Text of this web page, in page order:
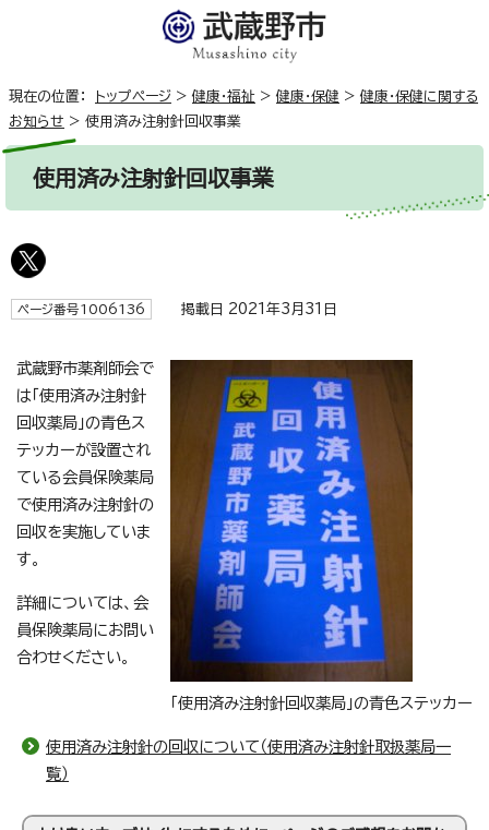
現在の位置： トップページ > 健康・福祉 > 健康・保健 > 健康・保健に関する
お知らせ > 使用済み注射針回収事業
使用済み注射針回収事業
ページ番号1006136 掲載日 2021年3月31日
「使用済み注射針回収薬局」の青色ステッカー
武蔵野市薬剤師会で
は「使用済み注射針
回収薬局」の青色ス
テッカーが設置され
ている会員保険薬局
で使用済み注射針の
回収を実施していま
す。
詳細については、会
員保険薬局にお問い
合わせください。
使用済み注射針の回収について（使用済み注射針取扱薬局一
覧）